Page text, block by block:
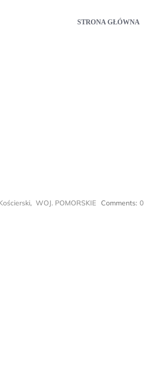
STRONA GŁÓWNA
, WOJ. POMORSKIE Comments: 0